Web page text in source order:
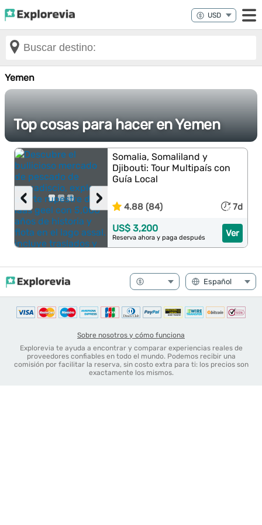
Yemen
Top cosas para hacer en Yemen
›
‹
Somalia, Somaliland y
Djibouti: Tour Multipaís con
Guía Local
4.88 (84) 7d
Ver
US$ 3,200
Reserva ahora y paga después
Sobre nosotros y cómo funciona
Explorevia te ayuda a encontrar y comparar experiencias reales de
proveedores confiables en todo el mundo. Podemos recibir una
comisión por facilitar la reserva, sin costo extra para ti: los precios son
exactamente los mismos.